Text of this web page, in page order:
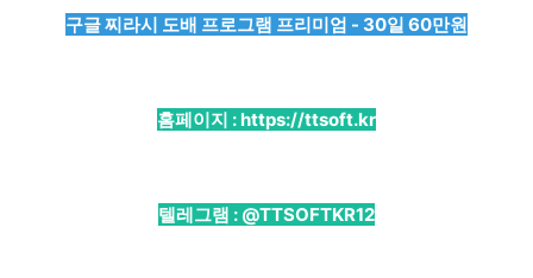
구글 찌라시 도배 프로그램 프리미엄 - 30일 60만원
홈페이지 :https://ttsoft.kr
텔레그램 : @TTSOFTKR12